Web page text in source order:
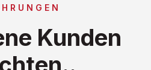
Kunden